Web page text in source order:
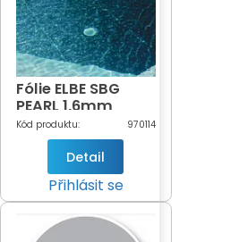
Fólie ELBE SBG
PEARL 1,6mm
Silver black
Kód produktu: 970114
Detail
Přihlásit se